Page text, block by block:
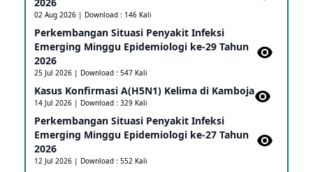
23 May 2026
dan Uganda Sebagai PHEIC
02 Aug 2026 | Download : 146 Kali
Perkembangan Situasi Penyakit Infeksi
Emerging Minggu Epidemiologi ke-29 Tahun
2026
25 Jul 2026 | Download : 547 Kali
Kasus Konfirmasi A(H5N1) Kelima di Kamboja​
14 Jul 2026 | Download : 329 Kali
Perkembangan Situasi Penyakit Infeksi
Emerging Minggu Epidemiologi ke-27 Tahun
2026
12 Jul 2026 | Download : 552 Kali